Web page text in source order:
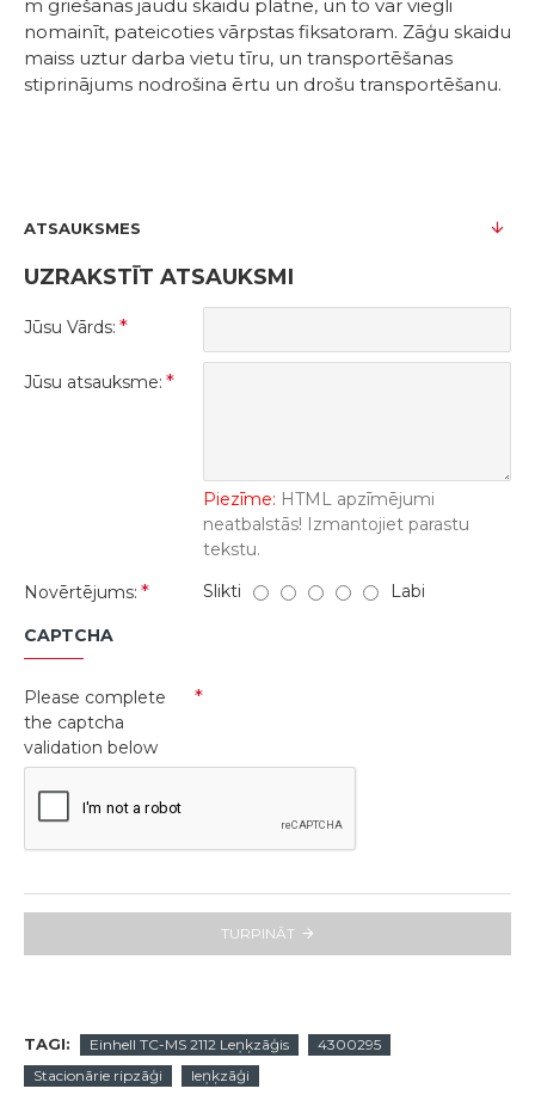
m griešanas jaudu skaidu plātnē, un to var viegli
nomainīt, pateicoties vārpstas fiksatoram. Zāģu skaidu
maiss uztur darba vietu tīru, un transportēšanas
stiprinājums nodrošina ērtu un drošu transportēšanu.
ATSAUKSMES
UZRAKSTĪT ATSAUKSMI
Jūsu Vārds:
Jūsu atsauksme:
Piezīme: HTML apzīmējumi
neatbalstās! Izmantojiet parastu
tekstu.
Novērtējums:
Slikti Labi
CAPTCHA
Please complete
the captcha
validation below
TURPINĀT
TAGI: Einhell TC-MS 2112 Leņķzāģis
4300295
Stacionārie ripzāģi
leņķzāģi